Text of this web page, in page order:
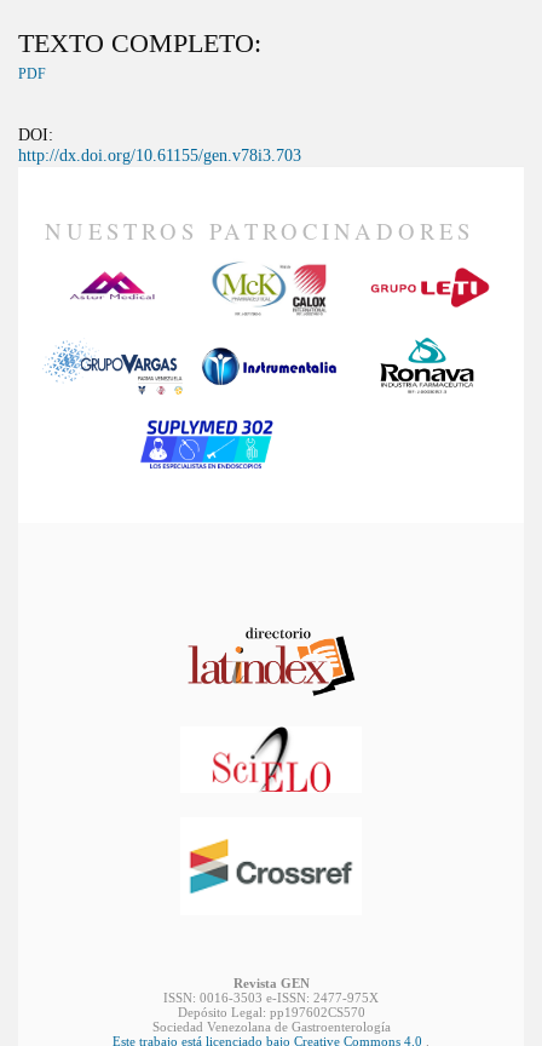
TEXTO COMPLETO:
PDF
DOI:
http://dx.doi.org/10.61155/gen.v78i3.703
NUESTROS PATROCINADORES
Revista GEN
ISSN: 0016-3503 e-ISSN: 2477-975X
Depósito Legal: pp197602CS570
Sociedad Venezolana de Gastroenterología
Este trabajo está licenciado bajo Creative Commons 4.0